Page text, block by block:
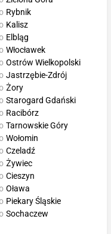
Rybnik
Kalisz
Elbląg
Włocławek
Ostrów Wielkopolski
Jastrzębie-Zdrój
Żory
Starogard Gdański
Racibórz
Tarnowskie Góry
Wołomin
Czeladź
Żywiec
Cieszyn
Oława
Piekary Śląskie
Sochaczew